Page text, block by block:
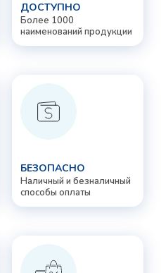
ДОСТУПНО
Более 1000
наименований продукции
БЕЗОПАСНО
Наличный и безналичный
способы оплаты